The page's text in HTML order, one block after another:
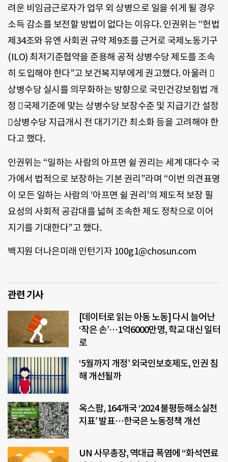
려운 비임금근로자가 업무 외 상병으로 일을 쉬게 될 경우
소득 감소를 보전할 방법이 없다는 이유다. 인권위는 “헌법
제34조와 유엔 사회권 규약 제9조를 근거로 국제노동기구
(ILO) 최저기준협약을 준용해 공적 상병수당 제도를 조속
히 도입해야 한다”고 보건복지부에게 권고했다. 아울러 
상병수당 실시를 의무화하는 방향으로 국민건강보험법 개
정 국제기준에 맞는 상병수당 보장수준 및 지급기간 설정
상병수당 지급개시 전 대기기간 최소화 등을 고려해야 한
다고 했다.
인권위는 “일하는 사람의 아프면 쉴 권리는 세계 대다수 국
가에서 법적으로 보장하는 기본 권리”라며 “이번 의견표명
이 모든 일하는 사람의 ‘아프면 쉴 권리’의 제도적 보장 필
요성의 사회적 공감대를 넓혀 조속한 제도 정착으로 이어
지기를 기대한다”고 했다.
백지원 더나은미래 인턴기자 100g1@chosun.com
관련 기사
[데이터로 읽는 아동 노동] 다시 늘어난
‘작은 손’…1억6000만명, 학교 대신 일터
로
‘5월까지 개정’ 외국인보호제도, 인권 침
해 개선될까
옥스팜, 164개국 ‘2024 불평등해소실천
지표’ 발표…한국은 노동정책 개선
UN 사무총장, 역대급 폭염에 “화석연료